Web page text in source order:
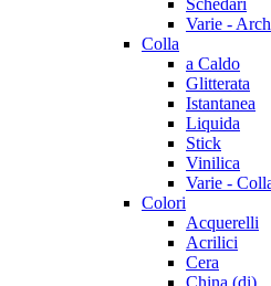
Schedari
Varie -
Colla
a Caldo
Glitterata
Istantanea
Liquida
Stick
Vinilica
Varie -
Colori
Acquerelli
Acrilici
Cera
China (di)